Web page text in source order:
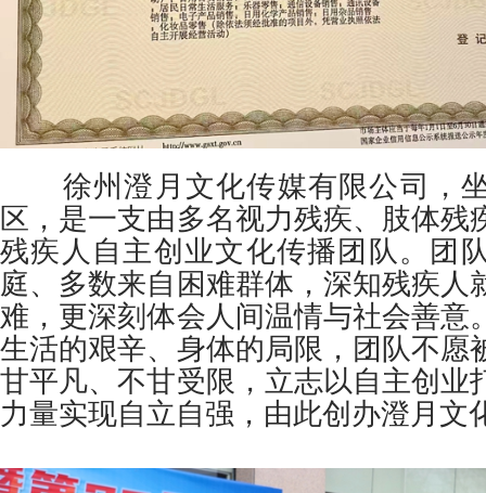
徐州澄月文化传媒有限公司，
区，是一支由多名视力残疾、肢体残
残疾人自主创业文化传播团队。团
庭、多数来自困难群体，深知残疾人
难，更深刻体会人间温情与社会善意
生活的艰辛、身体的局限，团队不愿
甘平凡、不甘受限，立志以自主创业
力量实现自立自强，由此创办澄月文